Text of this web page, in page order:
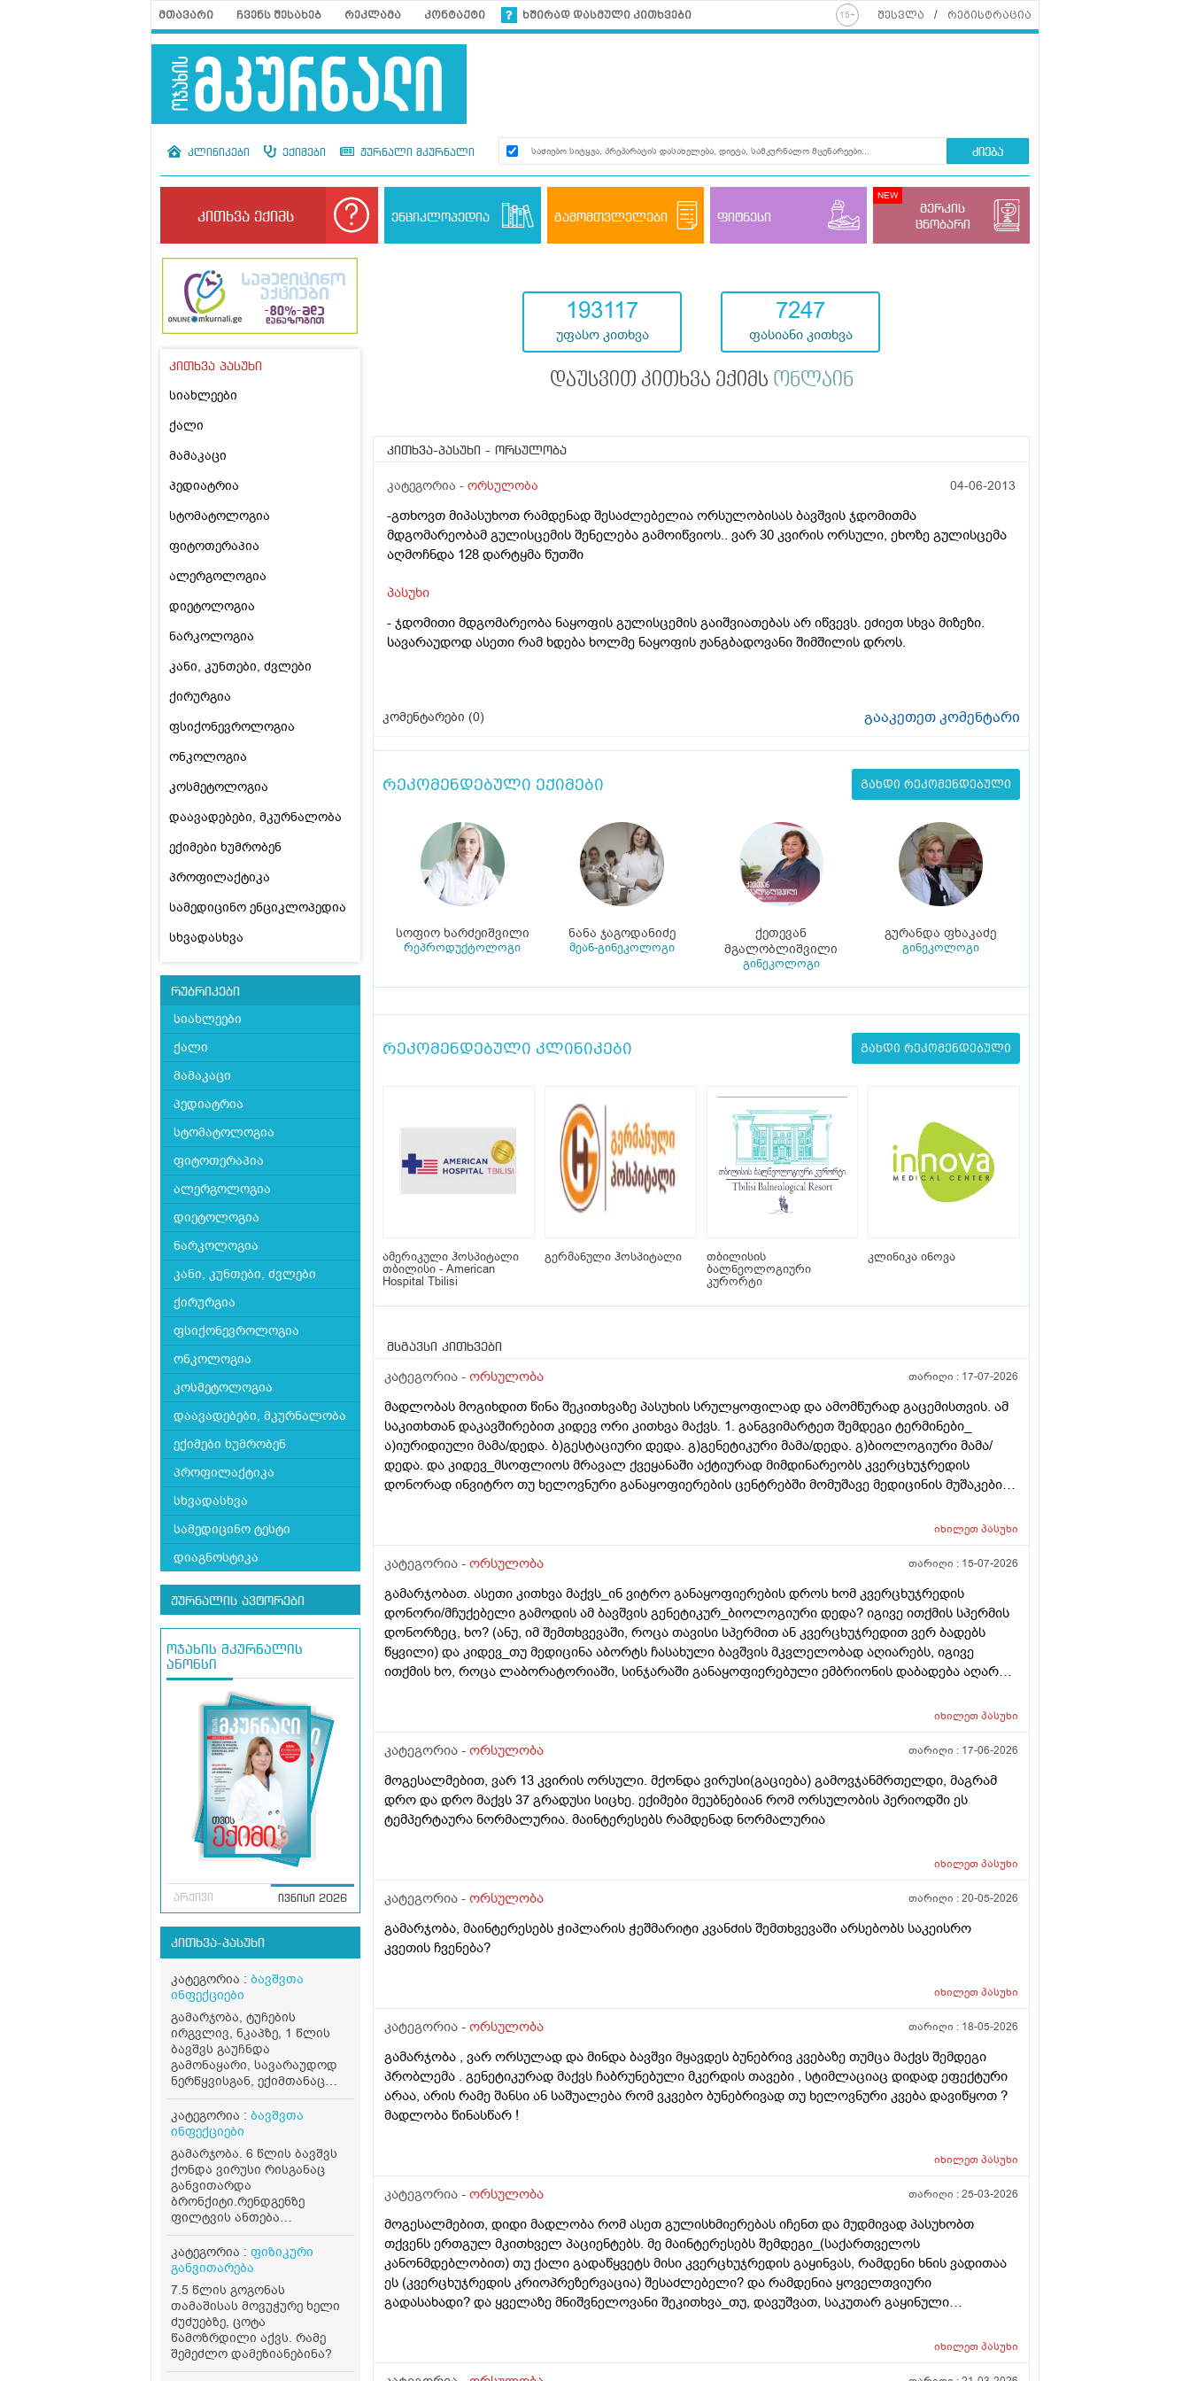
მთავარი ჩვენს შესახებ რეკლამა კონტაქტი ხშირად დასმული კითხვები შესვლა რეგისტრაცია
კლინიკები ექიმები ჟურნალი მკურნალი ძიება
კითხვა ექიმს ენციკლოპედია გამომთვლელები ფიტნესი
მერკის
ცნობარი
კითხვა პასუხი
სიახლეები
ქალი
მამაკაცი
პედიატრია
სტომატოლოგია
ფიტოთერაპია
ალერგოლოგია
დიეტოლოგია
ნარკოლოგია
კანი, კუნთები, ძვლები
ქირურგია
ფსიქონევროლოგია
ონკოლოგია
კოსმეტოლოგია
დაავადებები, მკურნალობა
ექიმები ხუმრობენ
პროფილაქტიკა
სამედიცინო ენციკლოპედია
სხვადასხვა
რუბრიკები
სიახლეები
ქალი
მამაკაცი
პედიატრია
სტომატოლოგია
ფიტოთერაპია
ალერგოლოგია
დიეტოლოგია
ნარკოლოგია
კანი, კუნთები, ძვლები
ქირურგია
ფსიქონევროლოგია
ონკოლოგია
კოსმეტოლოგია
დაავადებები, მკურნალობა
ექიმები ხუმრობენ
პროფილაქტიკა
სხვადასხვა
სამედიცინო ტესტი
დიაგნოსტიკა
ჟურნალის ავტორები
ოჯახის მკურნალის
ანონსი
არქივი ივნისი 2026
კითხვა-პასუხი
კატეგორია : ბავშვთა
ინფექციები
გამარჯობა, ტუჩების
ირგვლივ, ნკაპზე, 1 წლის
ბავშვს გაუჩნდა
გამონაყარი, სავარაუდოდ
ნერწყვისგან, ექიმთანაც
მყავდა მაგრამ ვერ გავუქრე
უკვე ბევრი მაზი ვცადე.
ძილის დროს თითქოს
შედეგი მაგრამ, როგორც კი
ნერწყვი მოხვდება ისევ
ღიზიანდება, როგორ
შეიძლება გაუქრეს?
კატეგორია : ბავშვთა
ინფექციები
გამარჯობა. 6 წლის ბავშვს
ქონდა ვირუსი რისგანაც
განვითარდა
ბრონქიტი.რენდგენზე
ფილტვის ანთება
დაზუსტებით არ ჩანდა.
დაუნიშნეს ინგალაციები და
ანტიბიოტიკები. მოვრჩით
1 კვირაა მაგრამ ხველა
მაინც აქვს დარჩენილი
ლორწოთი(რომელსაც ვერ
იღებს) რა შეიძლება
მოვიმოქმედოთ ამ დროს ?
სხვა არანაირი სიმპტომი არ
კატეგორია : ფიზიკური
განვითარება
7.5 წლის გოგონას
თამაშისას მოვუჭურე ხელი
ძუძუებზე, ცოტა
წამოზრდილი აქვს. რამე
შემეძლო დამეზიანებინა?
193117
უფასო კითხვა
7247
ფასიანი კითხვა
დაუსვით კითხვა ექიმს ონლაინ
კითხვა-პასუხი - ორსულობა
კატეგორია - ორსულობა 04-06-2013
-გთხოვთ მიპასუხოთ რამდენად შესაძლებელია ორსულობისას ბავშვის ჯდომითმა
მდგომარეობამ გულისცემის შენელება გამოიწვიოს.. ვარ 30 კვირის ორსული, ეხოზე გულისცემა
აღმოჩნდა 128 დარტყმა წუთში
პასუხი
- ჯდომითი მდგომარეობა ნაყოფის გულისცემის გაიშვიათებას არ იწვევს. ეძიეთ სხვა მიზეზი.
სავარაუდოდ ასეთი რამ ხდება ხოლმე ნაყოფის ჟანგბადოვანი შიმშილის დროს.
კომენტარები (0) გააკეთეთ კომენტარი
რეკომენდებული ექიმები გახდი რეკომენდებული
სოფიო ხარძეიშვილი
რეპროდუქტოლოგი
ნანა ჯაგოდანიძე
მეან-გინეკოლოგი
ქეთევან
მგალობლიშვილი
გინეკოლოგი
გურანდა ფხაკაძე
გინეკოლოგი
რეკომენდებული კლინიკები გახდი რეკომენდებული
ამერიკული ჰოსპიტალი
თბილისი - American
Hospital Tbilisi
გერმანული ჰოსპიტალი
თბილისის
ბალნეოლოგიური
კურორტი
კლინიკა ინოვა
მსგავსი კითხვები
კატეგორია - ორსულობა თარიღი : 17-07-2026
მადლობას მოგიხდით წინა შეკითხვაზე პასუხის სრულყოფილად და ამომწურად გაცემისთვის. ამ
საკითხთან დაკავშირებით კიდევ ორი კითხვა მაქვს. 1. განგვიმარტეთ შემდეგი ტერმინები_
ა)იურიდიული მამა/დედა. ბ)გესტაციური დედა. გ)გენეტიკური მამა/დედა. გ)ბიოლოგიური მამა/
დედა. და კიდევ_მსოფლიოს მრავალ ქვეყანაში აქტიურად მიმდინარეობს კვერცხუჯრედის
დონორად ინვიტრო თუ ხელოვნური განაყოფიერების ცენტრებში მომუშავე მედიცინის მუშაკების
იხილეთპასუხი
კატეგორია - ორსულობა თარიღი : 15-07-2026
გამარჯობათ. ასეთი კითხვა მაქვს_ინ ვიტრო განაყოფიერების დროს ხომ კვერცხუჯრედის
დონორი/მჩუქებელი გამოდის ამ ბავშვის გენეტიკურ_ბიოლოგიური დედა? იგივე ითქმის სპერმის
დონორზეც, ხო? (ანუ, იმ შემთხვევაში, როცა თავისი სპერმით ან კვერცხუჯრედით ვერ ბადებს
წყვილი) და კიდევ_თუ მედიცინა აბორტს ჩასახული ბავშვის მკვლელობად აღიარებს, იგივე
ითქმის ხო, როცა ლაბორატორიაში, სინჯარაში განაყოფიერებული ემბრიონის დაბადება აღარ
იხილეთპასუხი
კატეგორია - ორსულობა თარიღი : 17-06-2026
მოგესალმებით, ვარ 13 კვირის ორსული. მქონდა ვირუსი(გაციება) გამოვჯანმრთელდი, მაგრამ
დრო და დრო მაქვს 37 გრადუსი სიცხე. ექიმები მეუბნებიან რომ ორსულობის პერიოდში ეს
ტემპერტაურა ნორმალურია. მაინტერესებს რამდენად ნორმალურია
იხილეთპასუხი
კატეგორია - ორსულობა თარიღი :20-05-2026
გამარჯობა, მაინტერესებს ჭიპლარის ჭეშმარიტი კვანძის შემთხვევაში არსებობს საკეისრო
კვეთის ჩვენება?
იხილეთპასუხი
კატეგორია - ორსულობა თარიღი : 18-05-2026
გამარჯობა , ვარ ორსულად და მინდა ბავშვი მყავდეს ბუნებრივ კვებაზე თუმცა მაქვს შემდეგი
პრობლემა . გენეტიკურად მაქვს ჩაბრუნებული მკერდის თავები , სტიმლაციაც დიდად ეფექტური
არაა, არის რამე შანსი ან საშუალება რომ ვკვებო ბუნებრივად თუ ხელოვნური კვება დავიწყოთ ?
მადლობა წინასწარ !
იხილეთპასუხი
კატეგორია - ორსულობა თარიღი :25-03-2026
მოგესალმებით, დიდი მადლობა რომ ასეთ გულისხმიერებას იჩენთ და მუდმივად პასუხობთ
თქვენს ერთგულ მკითხველ პაციენტებს. მე მაინტერესებს შემდეგი_(საქართველოს
კანონმდებლობით) თუ ქალი გადაწყვეტს მისი კვერცხუჯრედის გაყინვას, რამდენი ხნის ვადითაა
ეს (კვერცხუჯრედის კრიოპრეზერვაცია) შესაძლებელი? და რამდენია ყოველთვიური
გადასახადი? და ყველაზე მნიშვნელოვანი შეკითხვა_თუ, დავუშვათ, საკუთარ გაყინული
იხილეთპასუხი